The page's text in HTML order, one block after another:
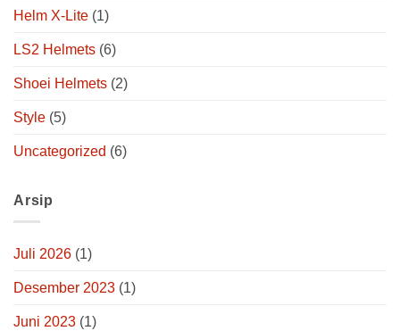
Helm X-Lite (1)
LS2 Helmets (6)
Shoei Helmets (2)
Style (5)
Uncategorized (6)
Arsip
Juli 2026 (1)
Desember 2023 (1)
Juni 2023 (1)